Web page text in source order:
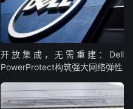
开放集成，无需重建：Dell
PowerProtect构筑强大网络弹性